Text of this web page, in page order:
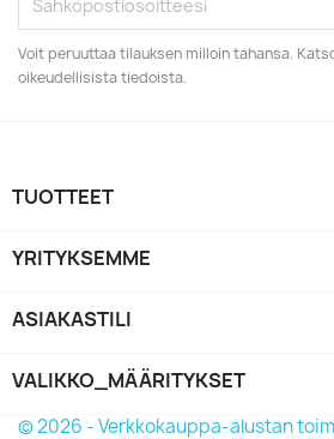
Voit peruuttaa tilauksen milloin tahansa.
oikeudellisista tiedoista.
TUOTTEET
YRITYKSEMME
ASIAKASTILI
VALIKKO_MÄÄRITYKSET
© 2026 - Verkkokauppa-alustan